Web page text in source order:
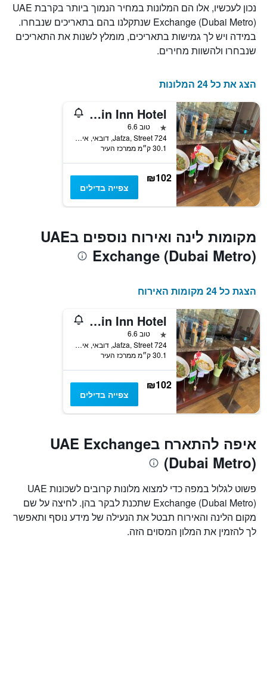
נכון לעכשיו, אלו הם המלונות במחיר הנמוך ביותר בקרבת UAE
Exchange (Dubai Metro) שנתקלנו בהם בתאריכים שנבחרו.
במידה ויש לך גמישות בתאריכים, מומלץ לשנות את התאריכים
שנבחרו ולהשוות מחירים.
הצג את כל 24 המלונות
Join Inn Hotel
כוכב 1טוב 6.6
Jafza, Street 724, דובאי, איחוד האמירויות הערביות
30.1 ק״מ ממרכז העיר
₪102
צפייה בדילים
מקומות לינה ואירוח נוספים בUAE
Exchange (Dubai Metro)
הצגת כל 24 מקומות האירוח
Join Inn Hotel
כוכב 1טוב 6.6
Jafza, Street 724, דובאי, איחוד האמירויות הערביות
30.1 ק״מ ממרכז העיר
₪102
צפייה בדילים
איפה להתארח בUAE Exchange
(Dubai Metro)
פשוט לגלול במפה כדי למצוא מלונות קרובים לשכונות UAE
Exchange (Dubai Metro) שתכנת לבקר בהן. לחיצה על שם
מקום הלינה והאירוח תבטל את הנעילה של מידע נוסף ותאפשר
לך להזמין את המלון המסוים הזה.